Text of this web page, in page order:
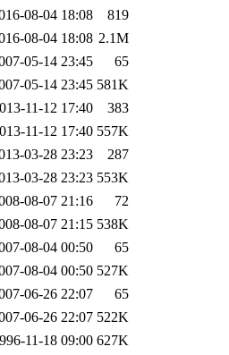
08-04 18:08
819
08-04 18:08 2.1M
05-14 23:45
65
05-14 23:45 581K
11-12 17:40
383
11-12 17:40 557K
03-28 23:23
287
03-28 23:23 553K
08-07 21:16
72
08-07 21:15 538K
08-04 00:50
65
08-04 00:50 527K
06-26 22:07
65
06-26 22:07 522K
11-18 09:00 627K